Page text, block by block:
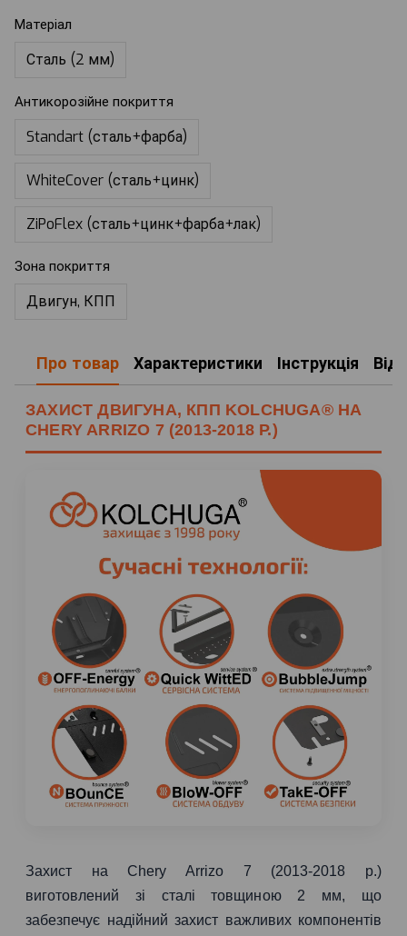
Матеріал
Сталь (2 мм)
Антикорозійне покриття
Standart (сталь+фарба)
WhiteCover (сталь+цинк)
ZiPoFlex (сталь+цинк+фарба+лак)
Зона покриття
Двигун, КПП
Про товар Характеристики Інструкція
ЗАХИСТ ДВИГУНА, КПП KOLCHUGA® НА
CHERY ARRIZO 7 (2013-2018 Р.)
Захист на Chery Arrizo 7 (2013-2018 р.)
виготовлений зі сталі товщиною 2 мм, що
забезпечує надійний захист важливих компонентів